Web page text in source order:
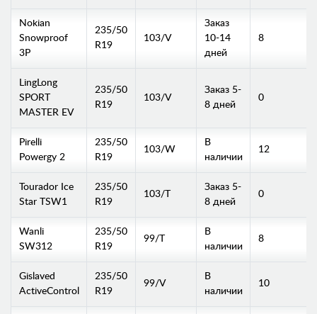
Nokian
Snowproof
3P
235/50
R19
103/V
Заказ
10-14
дней
8
LingLong
SPORT
MASTER EV
235/50
R19
103/V
Заказ 5-
8 дней
0
Pirelli
Powergy 2
235/50
R19
103/W
В
наличии
12
Tourador Ice
Star TSW1
235/50
R19
103/T
Заказ 5-
8 дней
0
Wanli
SW312
235/50
R19
99/T
В
наличии
8
Gislaved
ActiveControl
235/50
R19
99/V
В
наличии
10